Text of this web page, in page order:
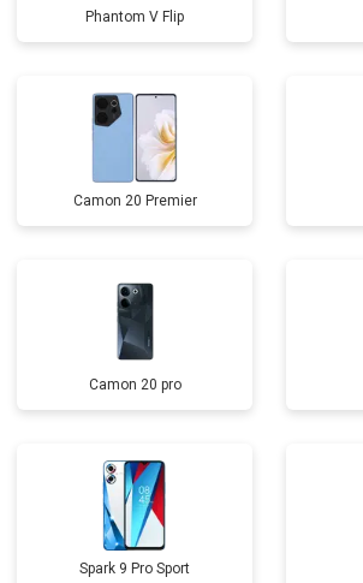
Phantom V Flip
Camon 20 Premier
Camon 20 pro
Spark 9 Pro Sport